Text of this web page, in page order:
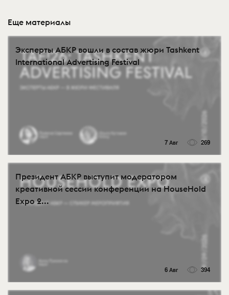
Еще материалы
Эксперты АБКР вошли в состав жюри Tashkent
International Advertising Festival
7 Авг 269
Президент АБКР выступит модератором
креативной сессии конференции на HouseHold
Expo 2...
6 Авг 394